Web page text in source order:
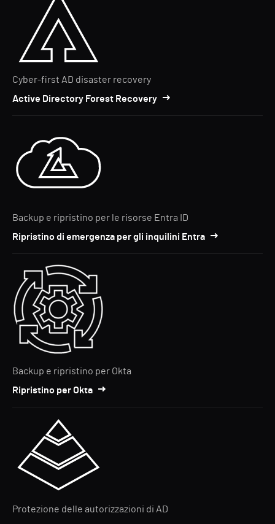
Cyber-first AD disaster recovery
Active Directory Forest Recovery
Backup e ripristino per le risorse Entra ID
Ripristino di emergenza per gli inquilini Entra
Backup e ripristino per Okta
Ripristino per Okta
Protezione delle autorizzazioni di AD